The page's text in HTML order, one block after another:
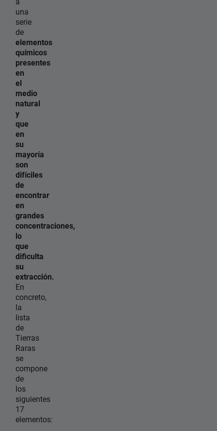
una
serie
de
elementos
químicos
presentes
en
el
medio
natural
y
que
en
su
mayoría
son
difíciles
de
encontrar
en
grandes
concentraciones,
lo
que
dificulta
su
extracción.
En
concreto,
la
lista
de
Tierras
Raras
se
compone
de
los
siguientes
17
elementos: